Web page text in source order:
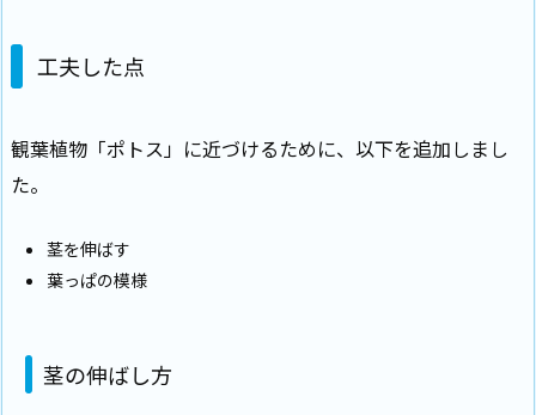
工夫した点
観葉植物「ポトス」に近づけるために、以下を追加しまし
た。
茎を伸ばす
葉っぱの模様
茎の伸ばし方